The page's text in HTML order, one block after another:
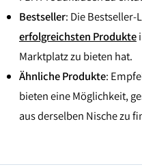
Bestseller: Die Bestseller-
erfolgreichsten Produkte
Marktplatz zu bieten hat.
Ähnliche Produkte:
bieten eine Möglichkeit,
aus derselben Nische zu